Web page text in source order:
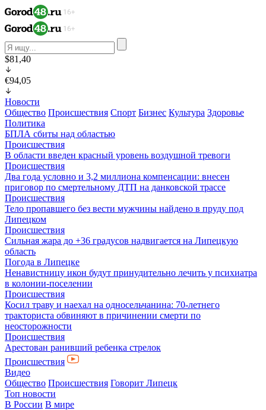
$81,40
€94,05
Новости
Общество Происшествия Спорт Бизнес Культура Здоровье
Политика
БПЛА сбиты над областью
Происшествия
В области введен красный уровень воздушной тревоги
Происшествия
Два года условно и 3,2 миллиона компенсации: внесен
приговор по смертельному ДТП на данковской трассе
Происшествия
Тело пропавшего без вести мужчины найдено в пруду под
Липецком
Происшествия
Сильная жара до +36 градусов надвигается на Липецкую
область
Погода в Липецке
Ненавистницу икон будут принудительно лечить у психиатра
в колонии-поселении
Происшествия
Косил траву и наехал на односельчанина: 70-летнего
тракториста обвиняют в причинении смерти по
неосторожности
Происшествия
Арестован ранивший ребенка стрелок
Происшествия
Видео
Общество Происшествия Говорит Липецк
Топ новости
В России В мире